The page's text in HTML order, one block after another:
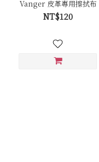
Vanger 皮革專用擦拭布
NT$120